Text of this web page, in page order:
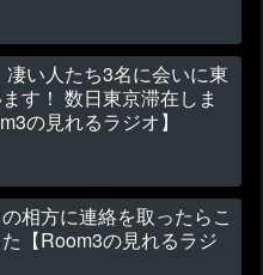
凄い人たち3名に会いに東
す！ 数日東京滞在しま
の見れるラジオ】
相方に連絡を取ったらこ
【Room3の見れるラジ